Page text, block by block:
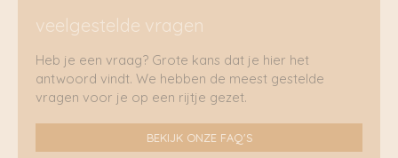
veelgestelde vragen
Heb je een vraag? Grote kans dat je hier het
antwoord vindt. We hebben de meest gestelde
vragen voor je op een rijtje gezet.
BEKIJK ONZE FAQ'S